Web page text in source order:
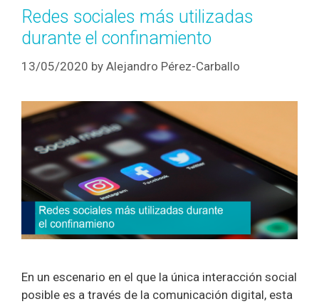
Redes sociales más utilizadas
durante el confinamiento
13/05/2020 by Alejandro Pérez-Carballo
En un escenario en el que la única interacción social
posible es a través de la comunicación digital, esta